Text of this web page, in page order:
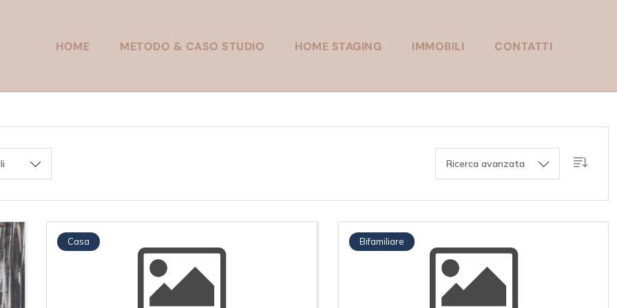
HOME METODO & CASO STUDIO HOME STAGING IMMOBILI CONTATTI
Ricerca avanzata
Casa Bifamiliare